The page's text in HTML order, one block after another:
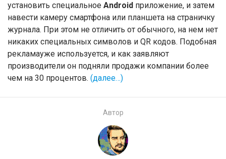
установить специальное Android приложение, и затем
навести камеру смартфона или планшета на страничку
журнала. При этом не отличить от обычного, на нем нет
никаких специальных символов и QR кодов. Подобная
рекламауже используется, и как заявляют
производители он подняли продажи компании более
чем на 30 процентов. (далее…)
Автор